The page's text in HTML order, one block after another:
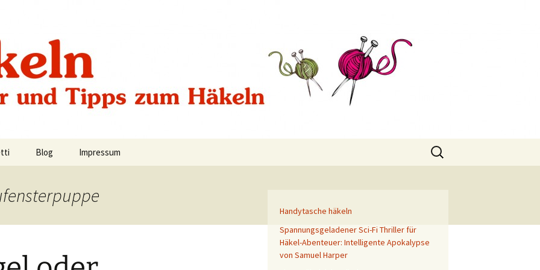
Blog Impressum
Suchen
nach:
Handytasche häkeln
Spannungsgeladener Sci-Fi Thriller für
Häkel-Abenteuer: Intelligente Apokalypse
von Samuel Harper